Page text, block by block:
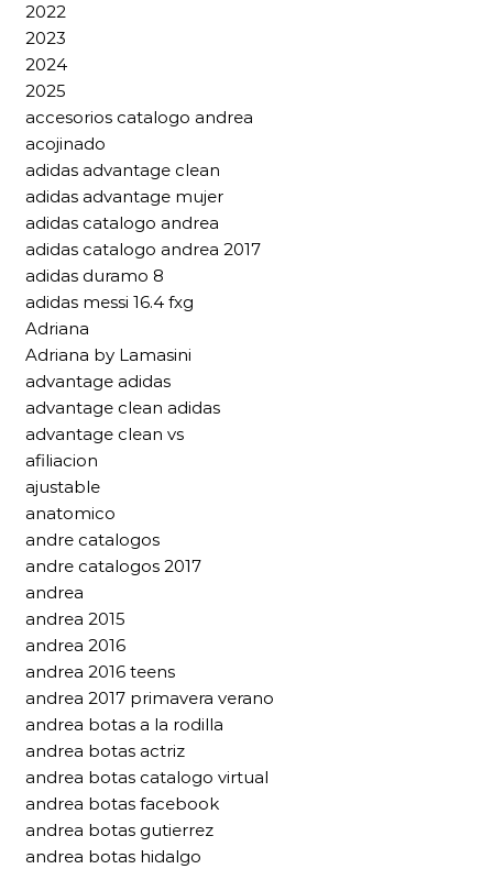
2022
2023
2024
2025
accesorios catalogo andrea
acojinado
adidas advantage clean
adidas advantage mujer
adidas catalogo andrea
adidas catalogo andrea 2017
adidas duramo 8
adidas messi 16.4 fxg
Adriana
Adriana by Lamasini
advantage adidas
advantage clean adidas
advantage clean vs
afiliacion
ajustable
anatomico
andre catalogos
andre catalogos 2017
andrea
andrea 2015
andrea 2016
andrea 2016 teens
andrea 2017 primavera verano
andrea botas a la rodilla
andrea botas actriz
andrea botas catalogo virtual
andrea botas facebook
andrea botas gutierrez
andrea botas hidalgo